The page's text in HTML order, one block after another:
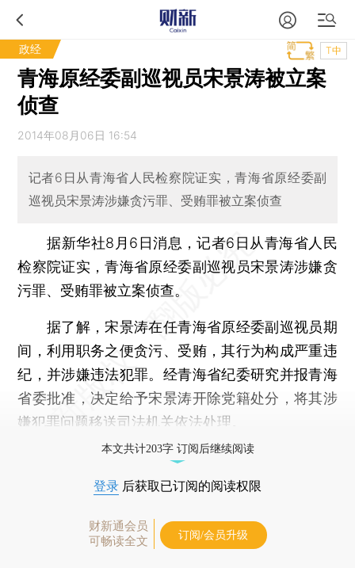
政经 T中
青海原经委副巡视员宋景涛被立案
侦查
2014年08月06日 16:54
记者6日从青海省人民检察院证实，青海省原经委副
巡视员宋景涛涉嫌贪污罪、受贿罪被立案侦查
据新华社8月6日消息，记者6日从青海省人民
检察院证实，青海省原经委副巡视员宋景涛涉嫌贪
污罪、受贿罪被立案侦查。
据了解，宋景涛在任青海省原经委副巡视员期
间，利用职务之便贪污、受贿，其行为构成严重违
纪，并涉嫌违法犯罪。经青海省纪委研究并报青海
省委批准，决定给予宋景涛开除党籍处分，将其涉
嫌犯罪问题移送司法机关依法处理。
本文共计203字 订阅后继续阅读
登录 后获取已订阅的阅读权限
财新通会员
可畅读全文
订阅/会员升级